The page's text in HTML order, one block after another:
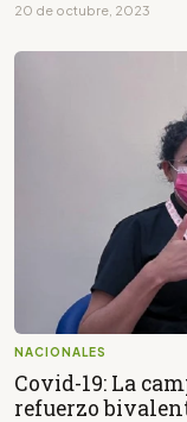
20 de octubre, 2023
NACIONALES
Covid-19: La
refuerzo